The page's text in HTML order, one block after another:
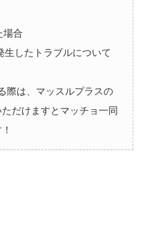
場合
生したトラブルについて
際は、マッスルプラスの
だけますとマッチョ一同